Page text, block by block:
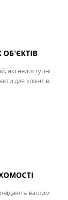
які недоступні
для клієнтів.
вашим